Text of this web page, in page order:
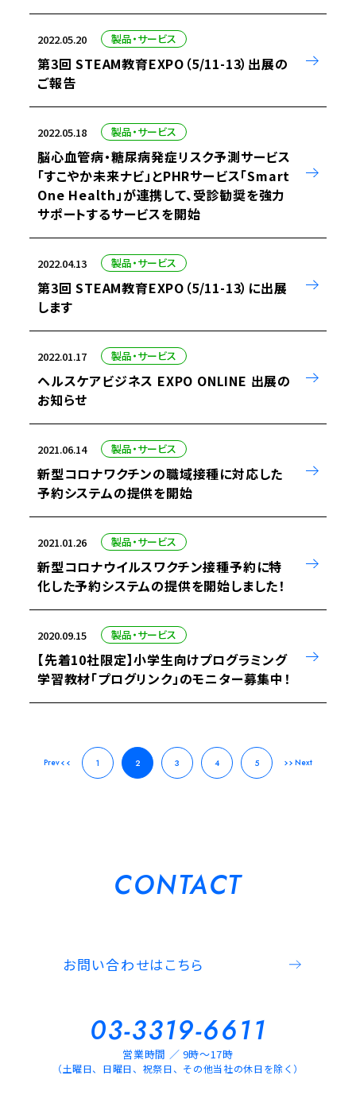
2022.05.20 製品・サービス
第3回 STEAM教育EXPO（5/11-13）出展の
ご報告
2022.05.18 製品・サービス
脳心血管病・糖尿病発症リスク予測サービス
「すこやか未来ナビ」とPHRサービス「Smart
One Health」が連携して、受診勧奨を強力
サポートするサービスを開始
2022.04.13 製品・サービス
第3回 STEAM教育EXPO（5/11-13）に出展
します
2022.01.17 製品・サービス
ヘルスケアビジネス EXPO ONLINE 出展の
お知らせ
2021.06.14 製品・サービス
新型コロナワクチンの職域接種に対応した
予約システムの提供を開始
2021.01.26 製品・サービス
新型コロナウイルスワクチン接種予約に特
化した予約システムの提供を開始しました！
2020.09.15 製品・サービス
【先着10社限定】小学生向けプログラミング
学習教材「プログリンク」のモニター募集中！
Prev 1 2 3 4 5 Next
CONTACT
お問い合わせはこちら
03-3319-6611
営業時間 ／ 9時～17時
（土曜日、日曜日、祝祭日、その他当社の休日を除く）